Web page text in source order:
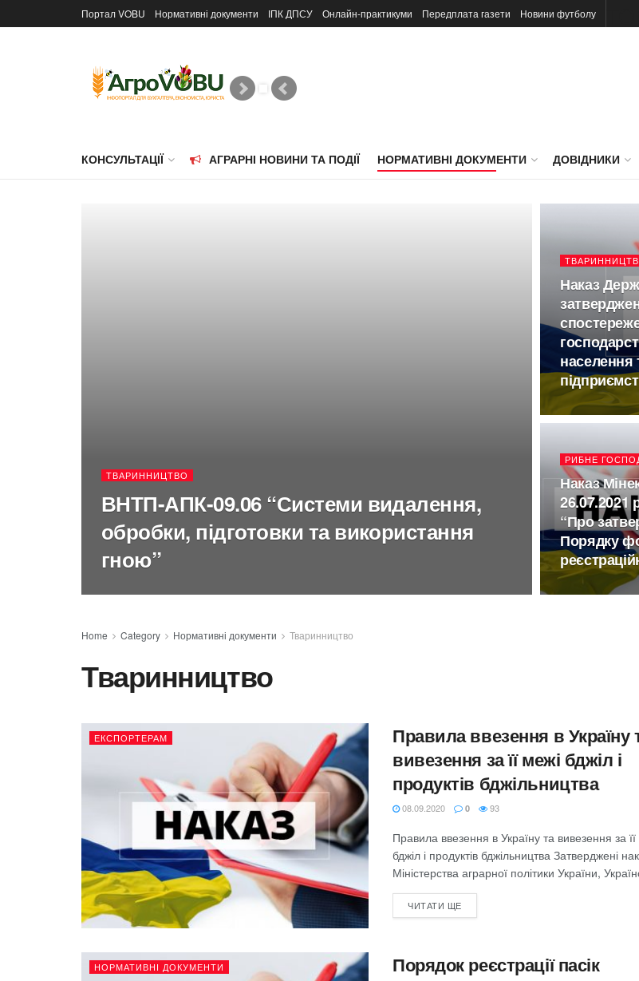
Портал VOBU Нормативні документи ІПК ДПСУ Онлайн-практикуми Передплата газети Новини футболу
КОНСУЛЬТАЦІЇ АГРАРНІ НОВИНИ ТА ПОДІЇ НОРМАТИВНІ ДОКУМЕНТИ ДОВІДНИКИ
ТВАРИННИЦТВО
ВНТП-АПК-09.06 “Системи видалення,
обробки, підготовки та використання
гною”
Наказ
населення
РИБНЕ
Наказ
26.07.2021
“Про
Порядку
Home Category Нормативні документи Тваринництво
Тваринництво
ЕКСПОРТЕРАМ
Правила ввезення в Україну
вивезення за її межі бджіл і
продуктів бджільництва
08.09.2020 0 93
Правила ввезення в Україну та вивезення за
бджіл і продуктів бджільництва Затверджені
Міністерства аграрної політики України,
ЧИТАТИ ЩЕ
НОРМАТИВНІ ДОКУМЕНТИ Порядок реєстрації пасік